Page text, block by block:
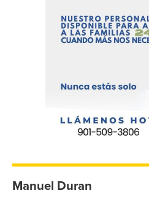
Manuel Duran